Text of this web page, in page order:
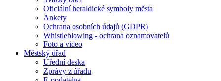
Oficiální heraldické symboly města
Ankety
Ochrana osobních údajů (GDPR)
Whistleblowing - ochrana oznamovatelů
Foto a video
Městský úřad
Úřední deska
Zprávy z úřadu